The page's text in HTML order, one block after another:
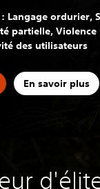
: Langage
partielle,
des utilisateurs
En savoir plus